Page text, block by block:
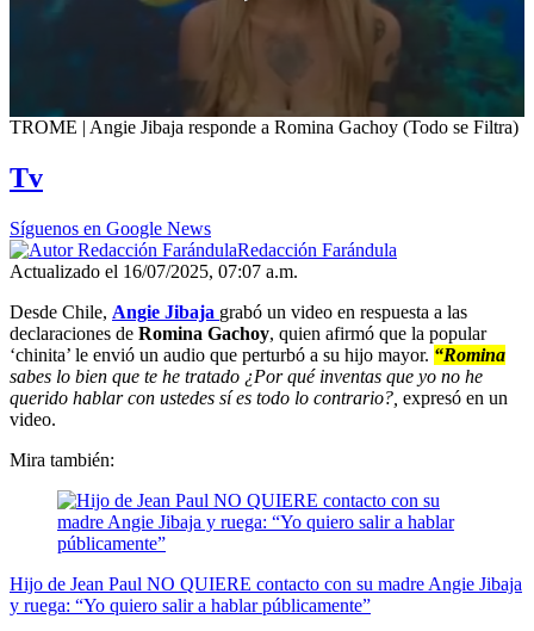
0
of
4
52
seconds
TROME | Angie Jibaja responde a Romina Gachoy (Todo se Filtra)
Tv
Síguenos en Google News
Redacción Farándula
Actualizado el 16/07/2025, 07:07 a.m.
Desde Chile, Angie Jibaja grabó un video en respuesta a las
declaraciones de Romina Gachoy, quien afirmó que la popular
‘chinita’ le envió un audio que perturbó a su hijo mayor. “Romina
sabes lo bien que te he tratado ¿Por qué inventas que yo no he
querido hablar con ustedes sí es todo lo contrario?, expresó en un
video.
Mira también:
Hijo de Jean Paul NO QUIERE contacto con su madre Angie Jibaja
y ruega: “Yo quiero salir a hablar públicamente”